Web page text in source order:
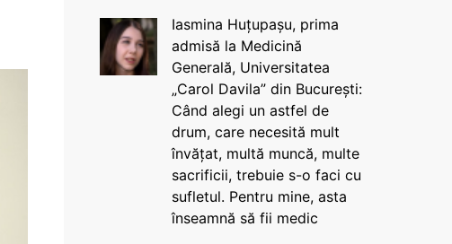
Iasmina Huțupașu, prima
admisă la Medicină
Generală, Universitatea
„Carol Davila” din București:
Când alegi un astfel de
drum, care necesită mult
învățat, multă muncă, multe
sacrificii, trebuie s-o faci cu
sufletul. Pentru mine, asta
înseamnă să fii medic